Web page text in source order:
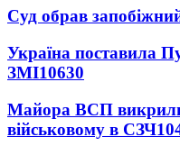
Суд обрав
Україна поставила
ЗМІ10630
Майора ВСП
військовому в СЗЧ